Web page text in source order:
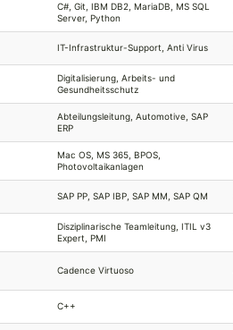
C#, Git, IBM DB2, MariaDB, MS SQL
Server, Python
IT-Infrastruktur-Support, Anti Virus
Digitalisierung, Arbeits- und
Gesundheitsschutz
Abteilungsleitung, Automotive, SAP
ERP
Mac OS, MS 365, BPOS,
Photovoltaikanlagen
SAP PP, SAP IBP, SAP MM, SAP QM
Disziplinarische Teamleitung, ITIL v3
Expert, PMI
Cadence Virtuoso
C++